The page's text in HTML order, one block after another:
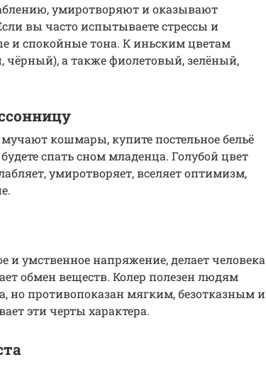
умиротворяют и оказывают
вы часто испытываете стрессы и
и спокойные тона. К иньским цветам
чёрный), а также фиолетовый, зелёный,
кошмары, купите постельное бельё
спать сном младенца. Голубой цвет
умиротворяет, вселяет оптимизм,
и умственное напряжение, делает человека
обмен веществ. Колер полезен людям
но противопоказан мягким, безотказным и
эти черты характера.